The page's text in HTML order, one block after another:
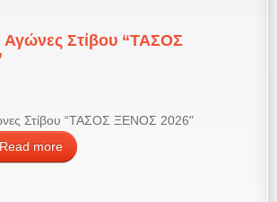
Στίβου “ΤΑΣΟΣ
Στίβου “ΤΑΣΟΣ ΞΕΝΟΣ 2026"
Read more